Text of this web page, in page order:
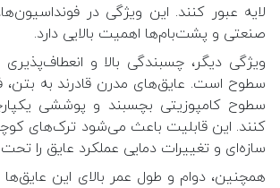
لایه عبور کنند. این ویژگی در
صنعتی و پشت‌بام‌ها اهمیت بالایی دارد.
ویژگی دیگر، چسبندگی بالا و
سطوح است. عایق‌های مدرن قادرند به
سطوح کامپوزیتی بچسبند و پوششی
کنند. این قابلیت باعث می‌شود ترک‌های
سازه‌ای و تغییرات دمایی عملکرد عایق را تحت
همچنین، دوام و طول عمر بالای این عایق‌ها